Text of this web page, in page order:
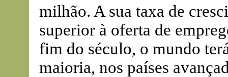
milhão. A sua taxa de
superior à oferta de
fim do século, o mundo
maioria, nos países